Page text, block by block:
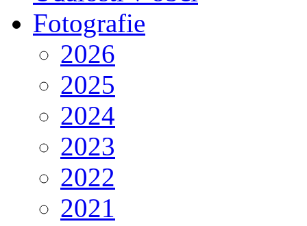
Fotografie
2026
2025
2024
2023
2022
2021